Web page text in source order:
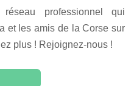
professionnel qui
et les amis de la Corse sur
plus ! Rejoignez-nous !